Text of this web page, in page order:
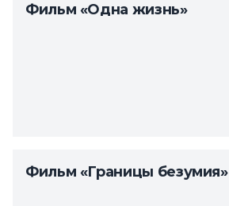
Фильм «Одна жизнь»
Фильм «Границы безумия»